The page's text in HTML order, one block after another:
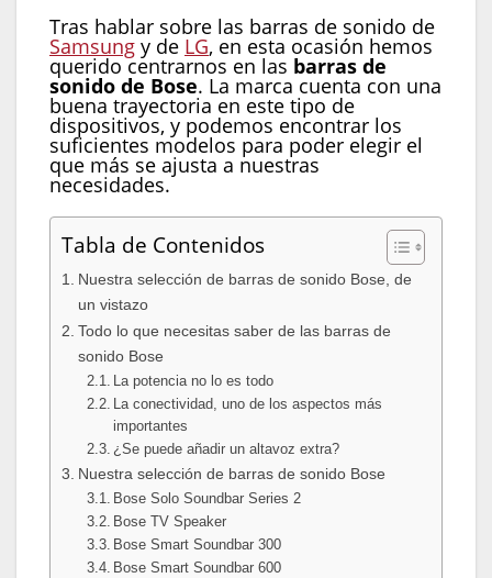
Tras hablar sobre las barras de sonido de
Samsung y de LG, en esta ocasión hemos
querido centrarnos en las barras de
sonido de Bose. La marca cuenta con una
buena trayectoria en este tipo de
dispositivos, y podemos encontrar los
suficientes modelos para poder elegir el
que más se ajusta a nuestras
necesidades.
Tabla de Contenidos
Nuestra selección de barras de sonido Bose, de
un vistazo
Todo lo que necesitas saber de las barras de
sonido Bose
La potencia no lo es todo
La conectividad, uno de los aspectos más
importantes
¿Se puede añadir un altavoz extra?
Nuestra selección de barras de sonido Bose
Bose Solo Soundbar Series 2
Bose TV Speaker
Bose Smart Soundbar 300
Bose Smart Soundbar 600